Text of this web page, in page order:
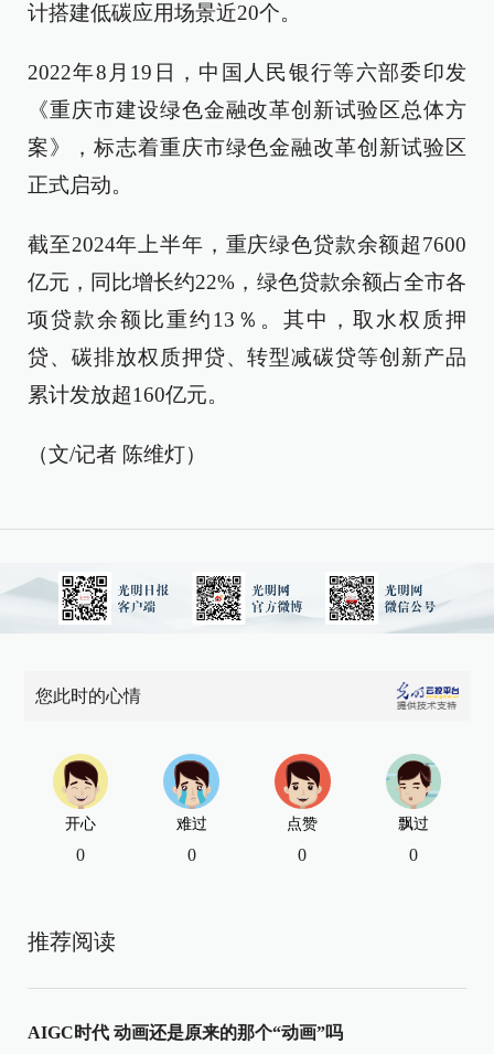
计搭建低碳应用场景近20个。
2022年8月19日，中国人民银行等六部委印发
《重庆市建设绿色金融改革创新试验区总体方
案》，标志着重庆市绿色金融改革创新试验区
正式启动。
截至2024年上半年，重庆绿色贷款余额超7600
亿元，同比增长约22%，绿色贷款余额占全市各
项贷款余额比重约13％。其中，取水权质押
贷、碳排放权质押贷、转型减碳贷等创新产品
累计发放超160亿元。
（文/记者 陈维灯）
您此时的心情
开心
0
难过
0
点赞
0
飘过
0
推荐阅读
AIGC时代 动画还是原来的那个“动画”吗